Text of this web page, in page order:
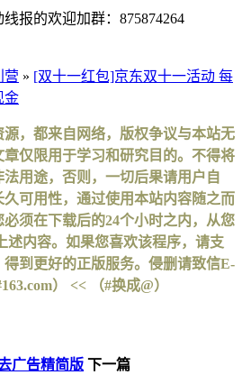
报的欢迎加群：875874264
营 » [双十一红包]京东双十一活动 每
金
，都来自网络，版权争议与本站无
仅限用于学习和研究目的。不得将
法用途，否则，一切后果请用户自
可用性，通过使用本站内容随之而
须在下载后的24个小时之内，从您
述内容。如果您喜欢该程序，请支
到更好的正版服务。侵删请致信E-
） << （#换成@）
广告精简版 下一篇